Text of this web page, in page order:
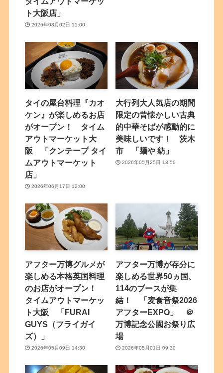
ト大阪店」
2026年08月02日 11:00
タイの屋台料理『カオ
ケン』が楽しめるお店
がオープン！ タイム
アウトマーケット大
阪 「クンテープ タイ
ムアウトマーケット
店」
2026年06月17日 12:00
大行列大人気店の期間
限定の昔懐かしい古典
的中華そばが感動的に
美味しいです！ 茨木
市 「麺や 紡」
2026年05月25日 13:50
アフター万博グルメが
楽しめる本格英国料理
のお店がオープン！
タイムアウトマーケッ
ト大阪 「FURAI
GUYS（フライガイ
ズ）」
2026年05月09日 14:30
アフター万博が存分に
楽しめる世界50ヵ国、
114のブースが集
結！ 「麦食音祭2026
アフターEXPO」 ＠
万博記念公園お祭り広
場
2026年05月01日 09:30